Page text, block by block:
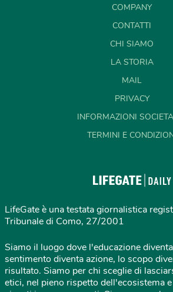
COMPANY
CONTATTI
CHI SIAMO
LA STORIA
MAIL
PRIVACY
INFORMAZIONI
TERMINI E
LifeGate è una testata giornalistica
Tribunale di Como, 27/2001
Siamo il luogo dove l'educazione
sentimento diventa azione, lo scopo
risultato. Siamo per chi sceglie di
etici, nel pieno rispetto dell'ecosistema